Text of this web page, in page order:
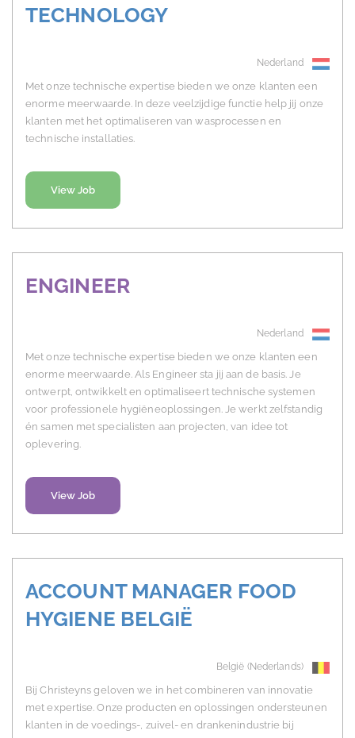
TECHNOLOGY
Nederland
Met onze technische expertise bieden we onze klanten een
enorme meerwaarde. In deze veelzijdige functie help jij onze
klanten met het optimaliseren van wasprocessen en
technische installaties.
View Job
ENGINEER
Nederland
Met onze technische expertise bieden we onze klanten een
enorme meerwaarde. Als Engineer sta jij aan de basis. Je
ontwerpt, ontwikkelt en optimaliseert technische systemen
voor professionele hygiëneoplossingen. Je werkt zelfstandig
én samen met specialisten aan projecten, van idee tot
oplevering.
View Job
ACCOUNT MANAGER FOOD
HYGIENE BELGIË
België (Nederlands)
Bij Christeyns geloven we in het combineren van innovatie
met expertise. Onze producten en oplossingen ondersteunen
klanten in de voedings-, zuivel- en drankenindustrie bij